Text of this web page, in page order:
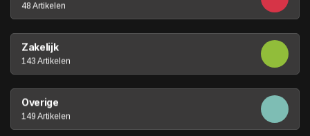
48 Artikelen
Zakelijk
143 Artikelen
Overige
149 Artikelen